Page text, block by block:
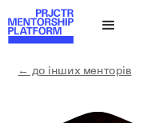
← до інших менторів